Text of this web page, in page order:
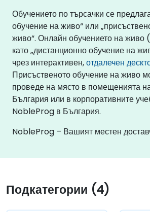
Обучението по търсачки се
обучение на живо“ или
живо“. Онлайн обучението на живо
като „дистанционно обучение на
чрез интерактивен,отдалечен
Присъственото обучение на живо
проведе на място в помещенията
България или в корпоративните
NobleProg в България.
NobleProg – Вашият местен
Подкатегории (4)